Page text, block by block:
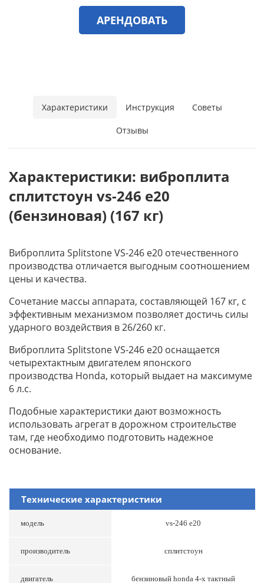
АРЕНДОВАТЬ
Характеристики Инструкция Советы
Отзывы
Характеристики: виброплита
сплитстоун vs-246 e20
(бензиновая) (167 кг)
Виброплита Splitstone VS-246 e20 отечественного
производства отличается выгодным соотношением
цены и качества.
Сочетание массы аппарата, составляющей 167 кг, с
эффективным механизмом позволяет достичь силы
ударного воздействия в 26/260 кг.
Виброплита Splitstone VS-246 e20 оснащается
четырехтактным двигателем японского
производства Honda, который выдает на максимуме
6 л.с.
Подобные характеристики дают возможность
использовать агрегат в дорожном строительстве
там, где необходимо подготовить надежное
основание.
Технические характеристики
модель vs-246 e20
производитель сплитстоун
двигатель бензиновый honda 4-x тактный